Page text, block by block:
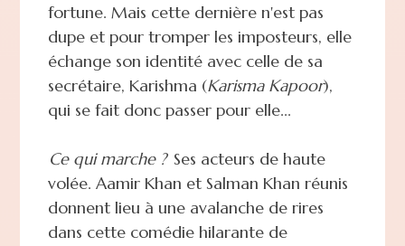
fortune. Mais cette dernière n'est pas
dupe et pour tromper les imposteurs, elle
échange son identité avec celle de sa
secrétaire, Karishma (Karisma Kapoor),
qui se fait donc passer pour elle...
Ce qui marche ? Ses acteurs de haute
volée. Aamir Khan et Salman Khan réunis
donnent lieu à une avalanche de rires
dans cette comédie hilarante de